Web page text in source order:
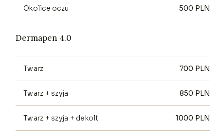
Okolice oczu 500 PLN
Dermapen 4.0
Twarz 700 PLN
Twarz + szyja 850 PLN
Twarz + szyja + dekolt 1000 PLN